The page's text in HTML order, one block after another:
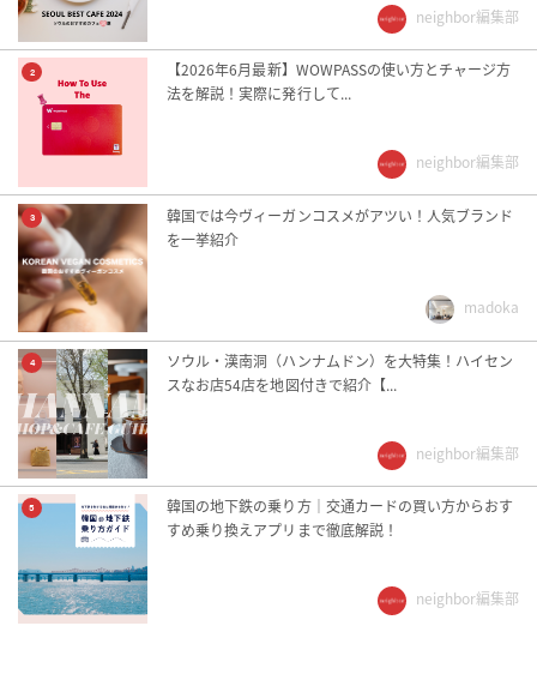
neighbor編集部
2
【2026年6月最新】WOWPASSの使い方とチャージ方
法を解説！実際に発行して...
neighbor編集部
3
韓国では今ヴィーガンコスメがアツい！人気ブランド
を一挙紹介
madoka
4
ソウル・漢南洞（ハンナムドン）を大特集！ハイセン
スなお店54店を地図付きで紹介【...
neighbor編集部
5
韓国の地下鉄の乗り方｜交通カードの買い方からおす
すめ乗り換えアプリまで徹底解説！
neighbor編集部